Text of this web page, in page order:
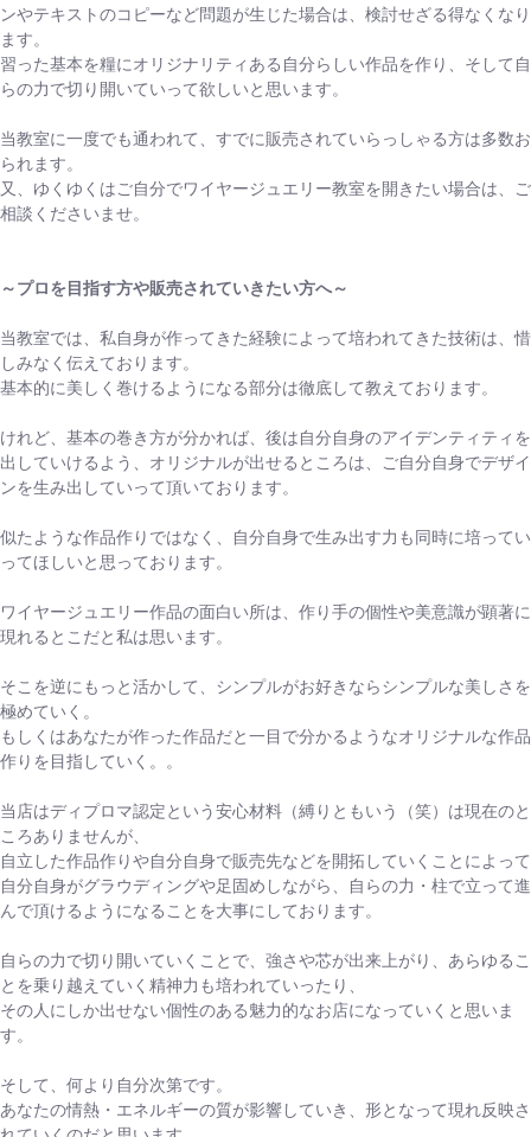
ンやテキストのコピーなど問題が生じた場合は、検討せざる得なくなり
ます。
習った基本を糧にオリジナリティある自分らしい作品を作り、そして自
らの力で切り開いていって欲しいと思います。
当教室に一度でも通われて、すでに販売されていらっしゃる方は多数お
られます。
又、ゆくゆくはご自分でワイヤージュエリー教室を開きたい場合は、ご
相談くださいませ。
～プロを目指す方や販売されていきたい方へ～
当教室では、私自身が作ってきた経験によって培われてきた技術は、惜
しみなく伝えております。
基本的に美しく巻けるようになる部分は徹底して教えております。
けれど、基本の巻き方が分かれば、後は自分自身のアイデンティティを
出していけるよう、オリジナルが出せるところは、ご自分自身でデザイ
ンを生み出していって頂いております。
似たような作品作りではなく、自分自身で生み出す力も同時に培ってい
ってほしいと思っております。
ワイヤージュエリー作品の面白い所は、作り手の個性や美意識が顕著に
現れるとこだと私は思います。
そこを逆にもっと活かして、シンプルがお好きならシンプルな美しさを
極めていく。
もしくはあなたが作った作品だと一目で分かるようなオリジナルな作品
作りを目指していく。。
当店はディプロマ認定という安心材料（縛りともいう（笑）は現在のと
ころありませんが、
自立した作品作りや自分自身で販売先などを開拓していくことによって
自分自身がグラウディングや足固めしながら、自らの力・柱で立って進
んで頂けるようになることを大事にしております。
自らの力で切り開いていくことで、強さや芯が出来上がり、あらゆるこ
とを乗り越えていく精神力も培われていったり、
その人にしか出せない個性のある魅力的なお店になっていくと思いま
す。
そして、何より自分次第です。
あなたの情熱・エネルギーの質が影響していき、形となって現れ反映さ